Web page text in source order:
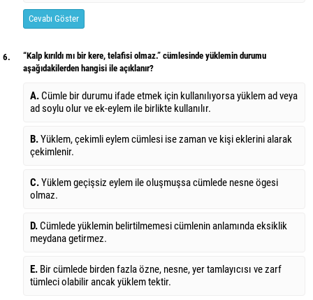
Cevabı Göster
6.
“Kalp kırıldı mı bir kere, telafisi olmaz.” cümlesinde yüklemin durumu
aşağıdakilerden hangisi ile açıklanır?
A.Cümle bir durumu ifade etmek için kullanılıyorsa yüklem ad veya
ad soylu olur ve ek-eylem ile birlikte kullanılır.
B.Yüklem, çekimli eylem cümlesi ise zaman ve kişi eklerini alarak
çekimlenir.
C.Yüklem geçişsiz eylem ile oluşmuşsa cümlede nesne ögesi
olmaz.
D.Cümlede yüklemin belirtilmemesi cümlenin anlamında eksiklik
meydana getirmez.
E. Bir cümlede birden fazla özne, nesne, yer tamlayıcısı ve zarf
tümleci olabilir ancak yüklem tektir.